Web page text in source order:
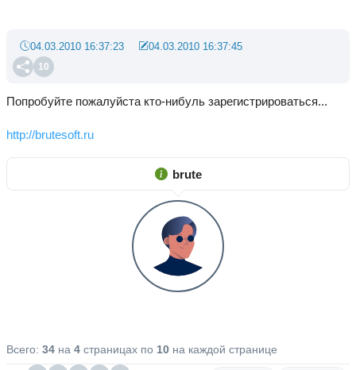
10
04.03.2010 16:37:23 04.03.2010 16:37:45
Попробуйте пожалуйста кто-нибуль зарегистрироваться...
http://brutesoft.ru
brute
Всего: 34 на 4 страницах по 10 на каждой странице